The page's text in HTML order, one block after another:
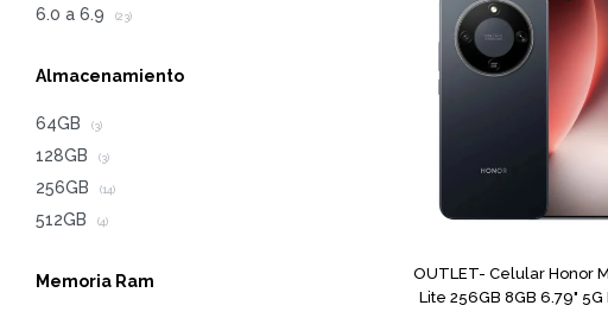
OUTLET- Celular Honor
Lite 256GB 8GB 6.79"
6.0 a 6.9 (23)
Almacenamiento
64GB (3)
128GB (3)
256GB (14)
512GB (4)
Memoria Ram